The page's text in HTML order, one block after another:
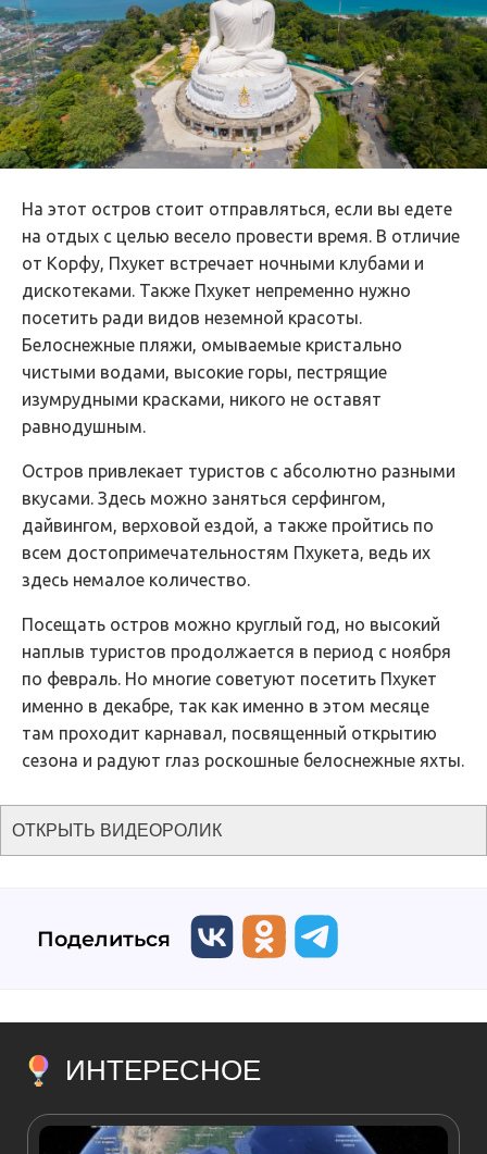
На этот остров стоит отправляться, если вы едете
на отдых с целью весело провести время. В отличие
от Корфу, Пхукет встречает ночными клубами и
дискотеками. Также Пхукет непременно нужно
посетить ради видов неземной красоты.
Белоснежные пляжи, омываемые кристально
чистыми водами, высокие горы, пестрящие
изумрудными красками, никого не оставят
равнодушным.
Остров привлекает туристов с абсолютно разными
вкусами. Здесь можно заняться серфингом,
дайвингом, верховой ездой, а также пройтись по
всем достопримечательностям Пхукета, ведь их
здесь немалое количество.
Посещать остров можно круглый год, но высокий
наплыв туристов продолжается в период с ноября
по февраль. Но многие советуют посетить Пхукет
именно в декабре, так как именно в этом месяце
там проходит карнавал, посвященный открытию
сезона и радуют глаз роскошные белоснежные яхты.
ОТКРЫТЬ ВИДЕОРОЛИК
Поделиться
ИНТЕРЕСНОЕ